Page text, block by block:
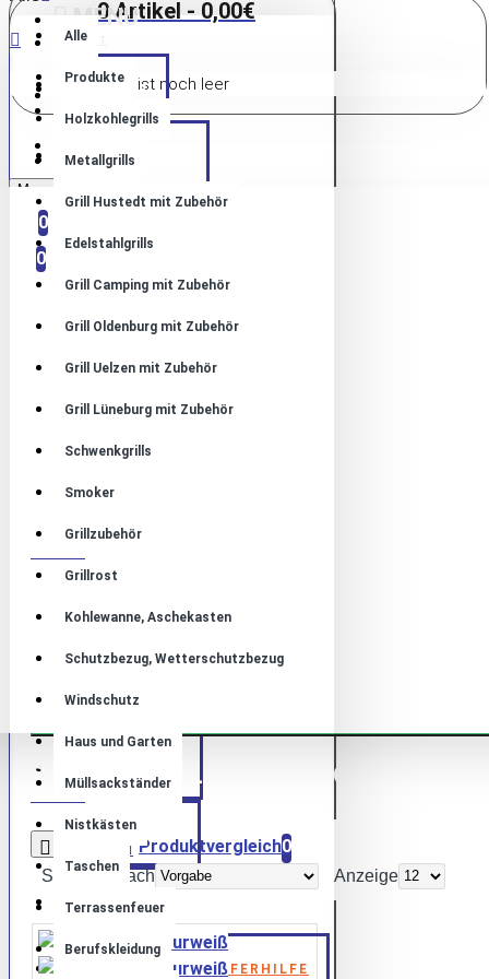
KONTAKT
REGISTRIEREN
VERGLEICHEN
Alle
Produkte
Holzkohlegrills
Metallgrills
Grill Hustedt mit Zubehör
Edelstahlgrills
Grill Camping mit Zubehör
Grill Oldenburg mit Zubehör
Grill Uelzen mit Zubehör
Grill Lüneburg mit Zubehör
Schwenkgrills
Smoker
Grillzubehör
Grillrost
Kohlewanne, Aschekasten
Schutzbezug, Wetterschutzbezug
Windschutz
Haus und Garten
Müllsackständer
Nistkästen
Taschen
Terrassenfeuer
Berufskleidung
0 Artikel - 0,00€
Warenkorb ist noch leer
MENU
HOME
PRODUKTE
KONTAKT
BLOG
AKTION DER OPFERHILFE
Menu
0
0
SUCHE
PRODUKTE WELCHE DEN SUCHANGABEN
Produktvergleich0
Sortieren nach Anzeige